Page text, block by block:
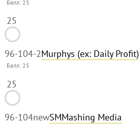
Балл: 25
25
96-104-2Murphys (ex: Daily Profit)
Балл: 25
25
96-104newSMMashing Media